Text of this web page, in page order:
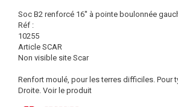
Soc B2 renforcé 16'' à pointe boulonnée
Réf :
10255
Article SCAR
Non visible site Scar
Renfort moulé, pour les terres difficiles. Pour
Droite. Voir le produit